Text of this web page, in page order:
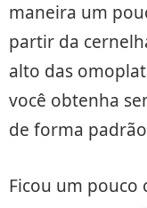
maneira um
partir da
alto das
você obtenha
de forma
Ficou um pouco